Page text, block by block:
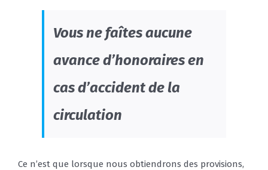
Vous ne faîtes aucune
avance d’honoraires en
cas d’accident de la
circulation
Ce n’est que lorsque nous obtiendrons des provisions,